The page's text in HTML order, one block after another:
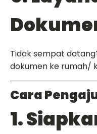
Tidak sempat
dokumen ke rumah/
Cara
1.